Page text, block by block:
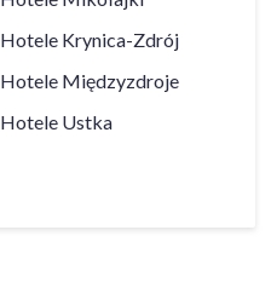
Hotele Krynica-Zdrój
Hotele Międzyzdroje
Hotele Ustka